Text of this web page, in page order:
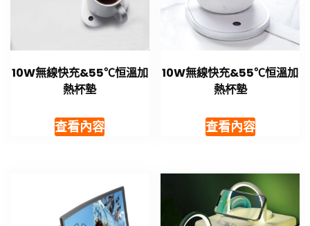
10W無線快充&55℃恒溫加
熱杯墊
查看內容
10W無線快充&55℃恒溫加
熱杯墊
查看內容